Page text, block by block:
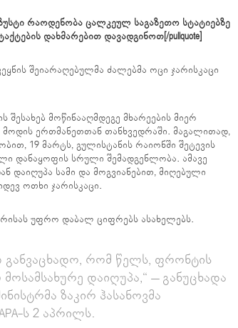
რაოდენობა ცალკეულ საგაზეთო სტატიებზე
დახმარებით დავადგინოთ[/pullquote]
შეიარაღებულმა ძალებმა ოცი ჯარისკაცი
მოწინააღმდეგე მხარეების მიერ
ერთმანეთთან თანხვედრაში. მაგალითად,
19 მარტს, გულისტანის რაიონში შეტევის
დანაყოფის სრული შემადგენლობა. ამავე
დაიღუპა სამი და მოგვიანებით, მიღებული
ოთხი ჯარისკაცი.
უფრო დაბალ ციფრებს ასახელებს.
რომ წელს, ფრონტის
დაიღუპა,“ – განუცხადა
ზაკირ ჰასანოვმა
ს 2 აპრილს.